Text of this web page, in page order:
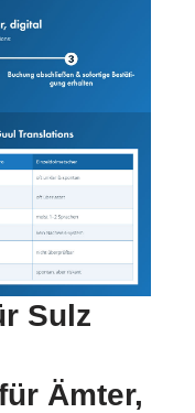
Sulz
Ämter,